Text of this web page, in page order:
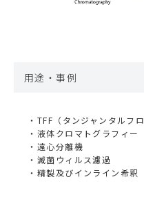
用途・事例
TFF（タンジャンタルフロ
液体クロマトグラフィー
遠心分離機
滅菌ウィルス濾過
精製及びインライン希釈